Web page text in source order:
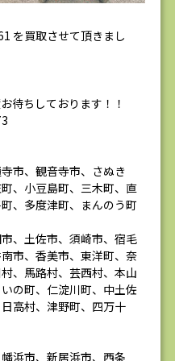
を買取させて頂きまし
待ちしております！！
市、観音寺市、さぬき
、小豆島町、三木町、直
、多度津町、まんのう町
、土佐市、須崎市、宿毛
市、香美市、東洋町、奈
、馬路村、芸西村、本山
の町、仁淀川町、中土佐
高村、津野町、四万十
浜市、新居浜市、西条